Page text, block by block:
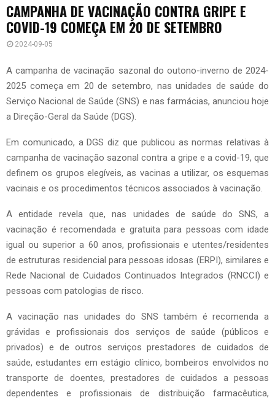
CAMPANHA DE VACINAÇÃO CONTRA GRIPE E
COVID-19 COMEÇA EM 20 DE SETEMBRO
2024-09-05
A campanha de vacinação sazonal do outono-inverno de 2024-
2025 começa em 20 de setembro, nas unidades de saúde do
Serviço Nacional de Saúde (SNS) e nas farmácias, anunciou hoje
a Direção-Geral da Saúde (DGS).
Em comunicado, a DGS diz que publicou as normas relativas à
campanha de vacinação sazonal contra a gripe e a covid-19, que
definem os grupos elegíveis, as vacinas a utilizar, os esquemas
vacinais e os procedimentos técnicos associados à vacinação.
A entidade revela que, nas unidades de saúde do SNS, a
vacinação é recomendada e gratuita para pessoas com idade
igual ou superior a 60 anos, profissionais e utentes/residentes
de estruturas residencial para pessoas idosas (ERPI), similares e
Rede Nacional de Cuidados Continuados Integrados (RNCCI) e
pessoas com patologias de risco.
A vacinação nas unidades do SNS também é recomenda a
grávidas e profissionais dos serviços de saúde (públicos e
privados) e de outros serviços prestadores de cuidados de
saúde, estudantes em estágio clínico, bombeiros envolvidos no
transporte de doentes, prestadores de cuidados a pessoas
dependentes e profissionais de distribuição farmacêutica,